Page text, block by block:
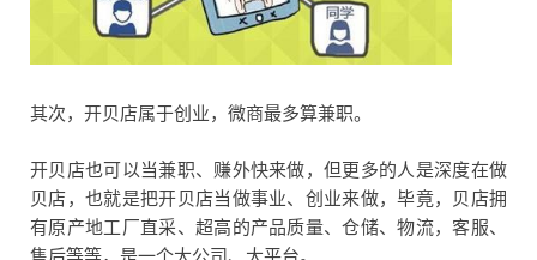
其次，开贝店属于创业，微商最多算兼职。
开贝店也可以当兼职、赚外快来做，但更多的人是深度在做
贝店，也就是把开贝店当做事业、创业来做，毕竟，贝店拥
有原产地工厂直采、超高的产品质量、仓储、物流，客服、
售后等等，是一个大公司、大平台。